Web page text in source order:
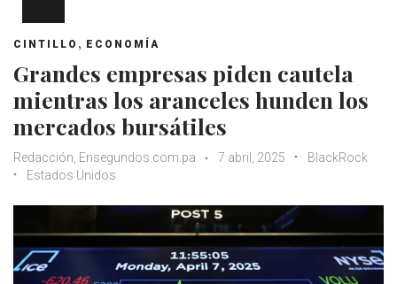
CINTILLO , ECONOMÍA
Grandes empresas piden cautela
mientras los aranceles hunden los
mercados bursátiles
Redacción, Ensegundos.com.pa 7 abril, 2025
BlackRock
Estados Unidos